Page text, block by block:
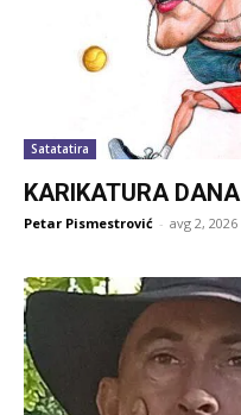
Satatatira
KARIKATURA DANA
Petar Pismestrović - avg 2, 2026